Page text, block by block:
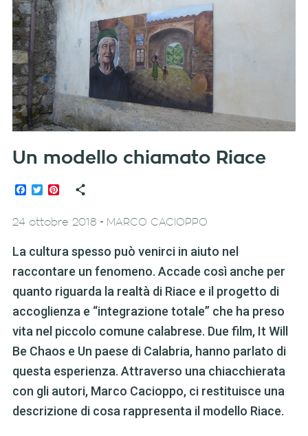
Un modello chiamato Riace
Facebook
TwitterPinterest
24 ottobre 2018 - MARCO CACIOPPO
La cultura spesso può venirci in aiuto nel
raccontare un fenomeno. Accade così anche per
quanto riguarda la realtà di Riace e il progetto di
accoglienza e “integrazione totale” che ha preso
vita nel piccolo comune calabrese. Due film, It Will
Be Chaos e Un paese di Calabria, hanno parlato di
questa esperienza. Attraverso una chiacchierata
con gli autori, Marco Cacioppo, ci restituisce una
descrizione di cosa rappresenta il modello Riace.